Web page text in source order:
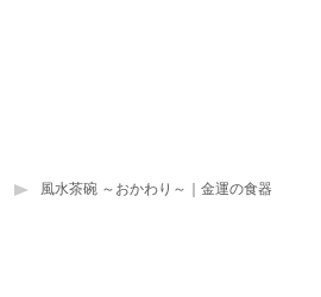
風水茶碗 ～おかわり～｜金運の食器